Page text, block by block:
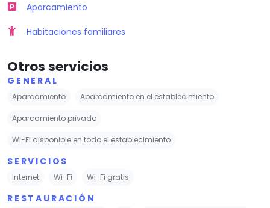
Aparcamiento
Habitaciones familiares
Otros servicios
GENERAL
Aparcamiento Aparcamiento en el establecimiento
Aparcamiento privado
Wi-Fi disponible en todo el establecimiento
SERVICIOS
Internet Wi-Fi Wi-Fi gratis
RESTAURACIÓN